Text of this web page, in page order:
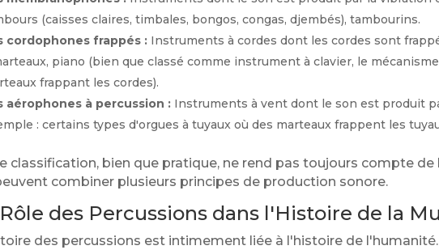
(caisses claires, timbales, bongos, congas, djembés), tambourins.
cordophones frappés : Instruments à cordes dont les cordes sont
piano (bien que classé comme instrument à clavier, le
frappant les cordes).
aérophones à percussion : Instruments à vent dont le son est produit
: certains types d'orgues à tuyaux où des marteaux frappent les
classification, bien que pratique, ne rend pas toujours compte
combiner plusieurs principes de production sonore.
des Percussions dans l'Histoire de la
des percussions est intimement liée à l'histoire de